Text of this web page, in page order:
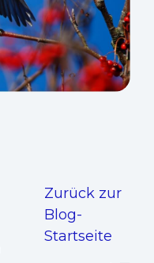
Zurück zur
Blog-
Startseite